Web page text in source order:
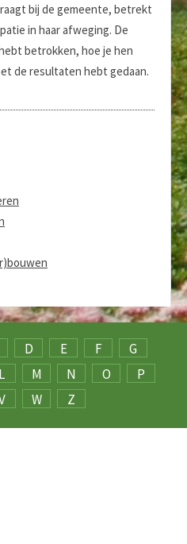
bij de gemeente, betrekt
in haar afweging. De
betrokken, hoe je hen
de resultaten hebt gedaan.
D E F
G
L M N O
P
W Z